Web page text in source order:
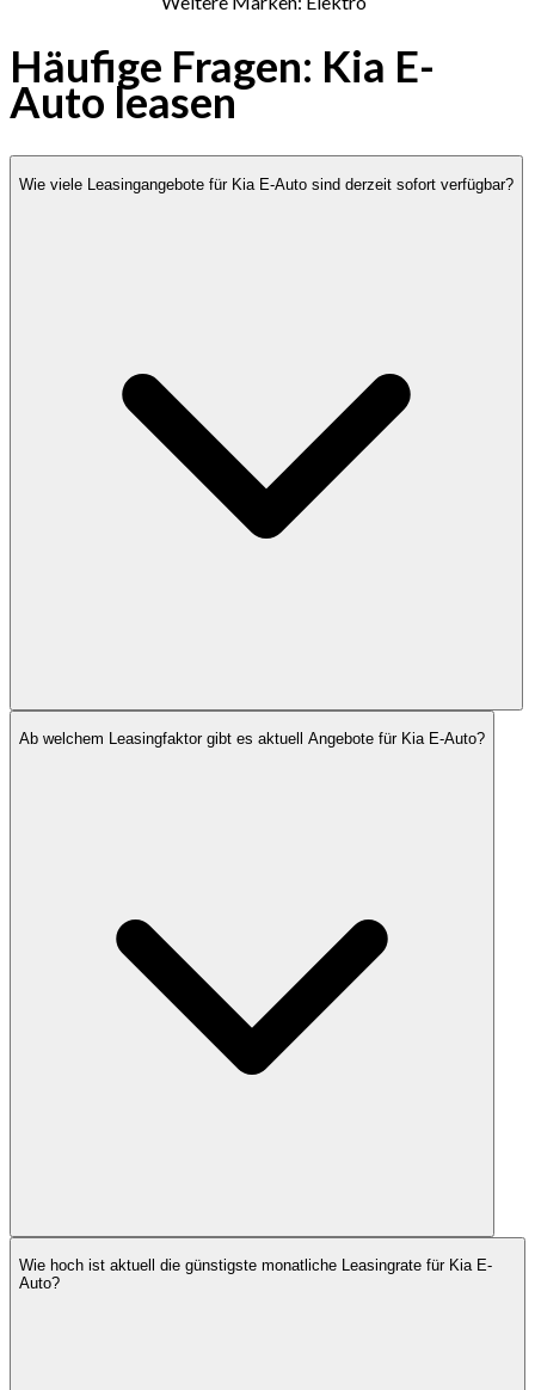
Häufige Fragen: Kia E-
Auto leasen
Wie viele Leasingangebote für Kia E-Auto sind derzeit sofort verfügbar?
Ab welchem Leasingfaktor gibt es aktuell Angebote für Kia E-Auto?
Wie hoch ist aktuell die günstigste monatliche Leasingrate für Kia E-
Auto?